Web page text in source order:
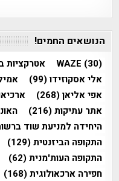
הנושאים החמים!
WAZE (30) אטרקציות
אלי אסקוזידו(99)
אפי אליאן(268)
אתר עתיקות(216)
היחידה למניעת שוד
התקופה הביזנטית(129)
התקופה העות'מנית(62)
חפירה ארכאולוגית(168)